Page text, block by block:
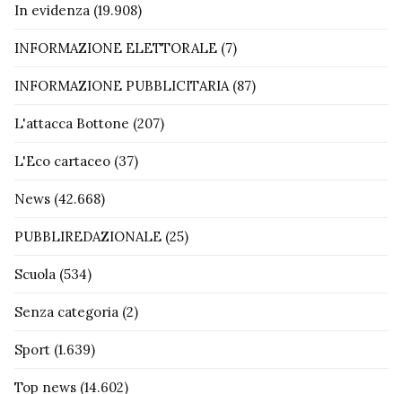
In evidenza (19.908)
INFORMAZIONE ELETTORALE (7)
INFORMAZIONE PUBBLICITARIA(87)
L'attacca Bottone (207)
L'Eco cartaceo (37)
News (42.668)
PUBBLIREDAZIONALE (25)
Scuola (534)
Senza categoria (2)
Sport (1.639)
Top news (14.602)